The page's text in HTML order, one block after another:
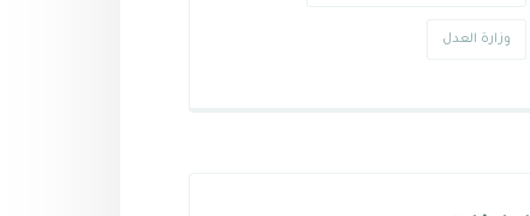
وزارة العدل